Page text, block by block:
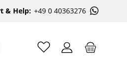
& Help: +49 0 40363276